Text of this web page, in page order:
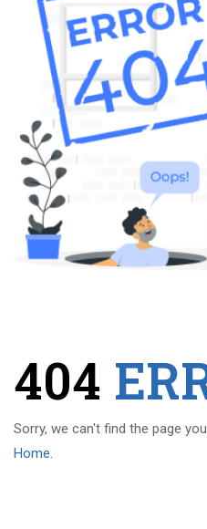
404
Sorry, we can't find the page
Home.